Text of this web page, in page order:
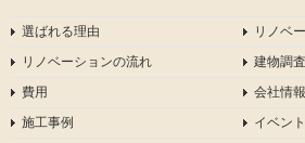
選ばれる理由
リノベ
リノベーションの流れ
建物調
費用
会社情報
施工事例
イベン